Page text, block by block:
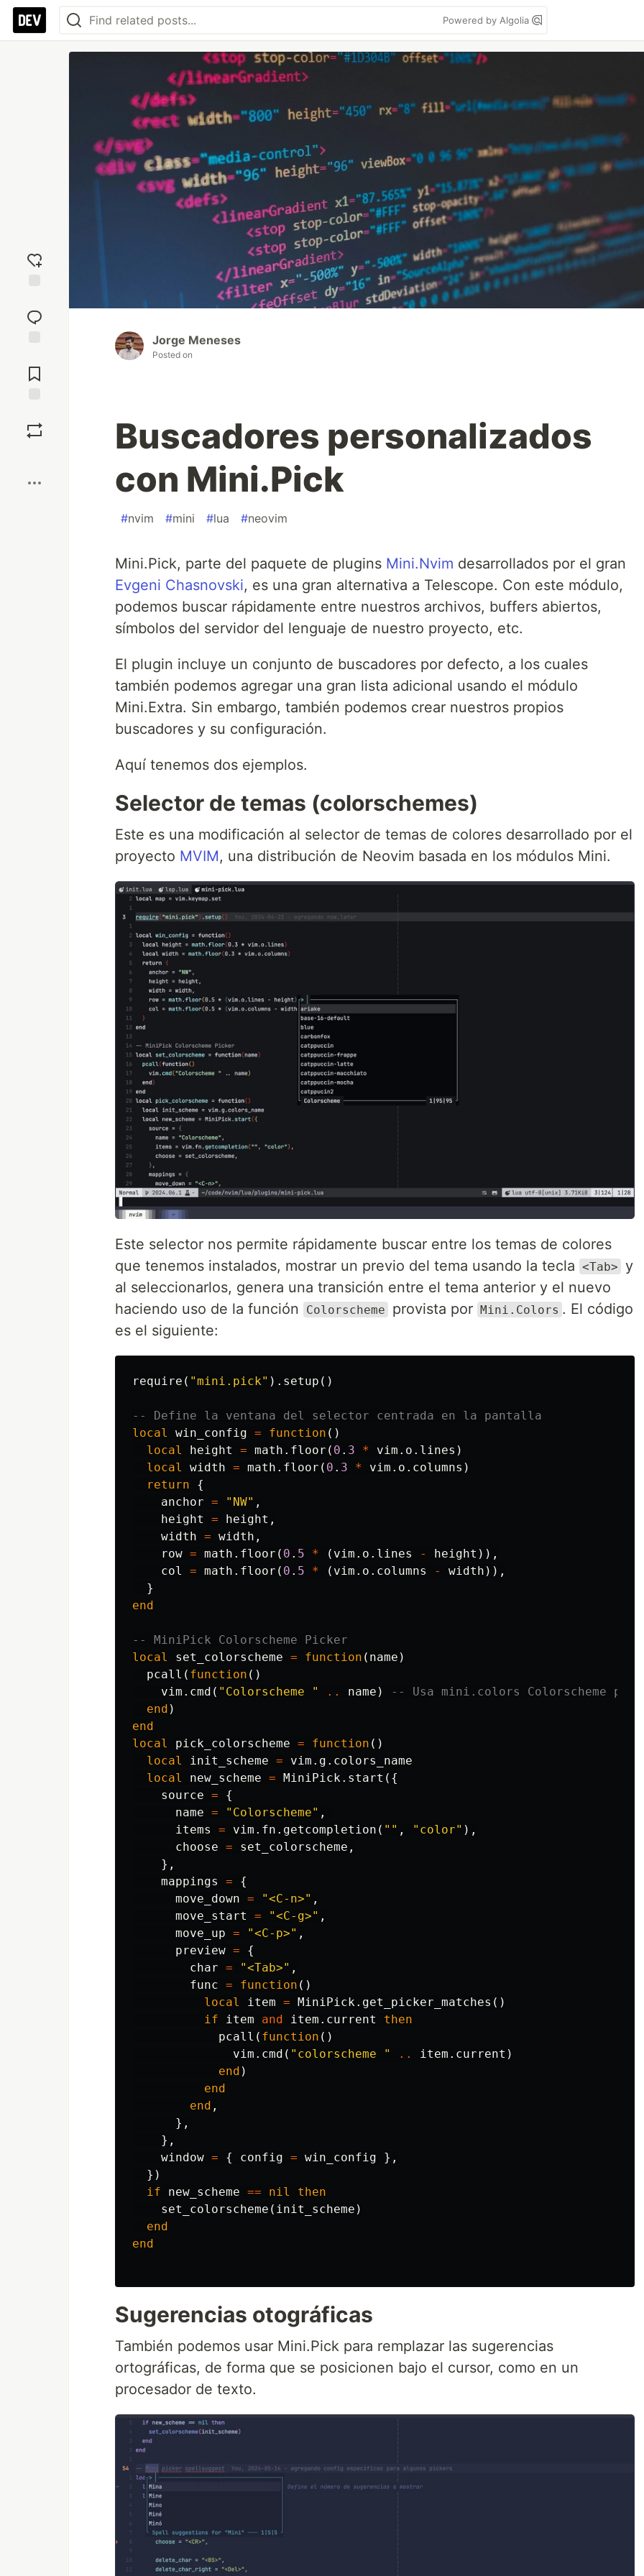
Powered by Algolia
reaction
Comments
Jorge Meneses
Posted on
Buscadores personalizados
con Mini.Pick
#nvim #mini #lua #neovim
Mini.Pick, parte del paquete de plugins Mini.Nvim desarrollados por el gran
Evgeni Chasnovski, es una gran alternativa a Telescope. Con este módulo,
podemos buscar rápidamente entre nuestros archivos, buffers abiertos,
símbolos del servidor del lenguaje de nuestro proyecto, etc.
El plugin incluye un conjunto de buscadores por defecto, a los cuales
también podemos agregar una gran lista adicional usando el módulo
Mini.Extra. Sin embargo, también podemos crear nuestros propios
buscadores y su configuración.
Aquí tenemos dos ejemplos.
Selector de temas (colorschemes)
Este es una modificación al selector de temas de colores desarrollado por el
proyecto MVIM, una distribución de Neovim basada en los módulos Mini.
Este selector nos permite rápidamente buscar entre los temas de colores
que tenemos instalados, mostrar un previo del tema usando la tecla <Tab> y
al seleccionarlos, genera una transición entre el tema anterior y el nuevo
haciendo uso de la función
Colorscheme provista por Mini.Colors . El código
es el siguiente:
require ( "mini.pick" ). setup ()
-- Define la ventana del selector centrada en la pantalla
local
win_config = function ()
local
height = math.floor ( 0 . 3 * vim . o . lines )
local
width = math.floor ( 0 . 3 * vim . o . columns )
return
{
anchor = "NW" ,
height
= height ,
width = width ,
row = math.floor ( 0 . 5 * ( vim . o . lines - height )),
col
= math.floor ( 0 . 5 * ( vim . o . columns - width )),
}
end
-- MiniPick Colorscheme Picker
local
set_colorscheme = function ( name )
pcall ( function ()
vim . cmd ( "Colorscheme " .. name )
-- Usa mini.colors Colorscheme
end )
end
local
pick_colorscheme = function ()
local
init_scheme = vim . g . colors_name
local
new_scheme = MiniPick . start ({
source =
{
name = "Colorscheme" ,
items
= vim . fn . getcompletion ( "" , "color" ),
choose = set_colorscheme ,
},
mappings
=
{
move_down = "<C-n>" ,
move_start
= "<C-g>" ,
move_up = "<C-p>" ,
preview =
{
char = "<Tab>" ,
func = function ()
local
item = MiniPick . get_picker_matches ()
if
item and item . current
then
pcall ( function ()
vim . cmd ( "colorscheme " .. item . current )
end )
end
end ,
},
},
window = { config = win_config
},
})
if
new_scheme == nil
then
set_colorscheme ( init_scheme )
end
end
Sugerencias otográficas
También podemos usar Mini.Pick para remplazar las sugerencias
ortográficas, de forma que se posicionen bajo el cursor, como en un
procesador de texto.